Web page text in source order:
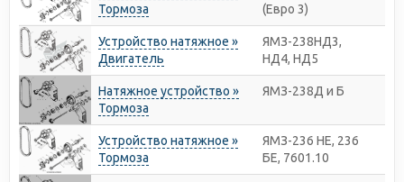
Тормоза
(Евро 3)
Устройство натяжное »
Двигатель
ЯМЗ-238НД3,
НД4, НД5
Натяжное устройство »
Тормоза
ЯМЗ-238Д и Б
Устройство натяжное »
Тормоза
ЯМЗ-236 НЕ, 236
БЕ, 7601.10